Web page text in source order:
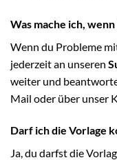
Was mache ich,
Wenn du Probleme
jederzeit an unseren
weiter und
Mail oder über unser
Darf ich die Vorlage
Ja, du darfst die